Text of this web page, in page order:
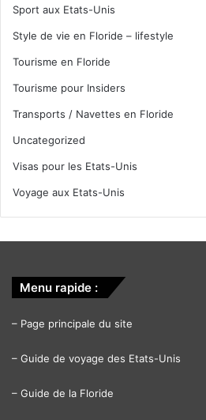
Sport aux Etats-Unis
Style de vie en Floride – lifestyle
Tourisme en Floride
Tourisme pour Insiders
Transports / Navettes en Floride
Uncategorized
Visas pour les Etats-Unis
Voyage aux Etats-Unis
Menu rapide :
– Page principale du site
– Guide de voyage des Etats-Unis
– Guide de la Floride